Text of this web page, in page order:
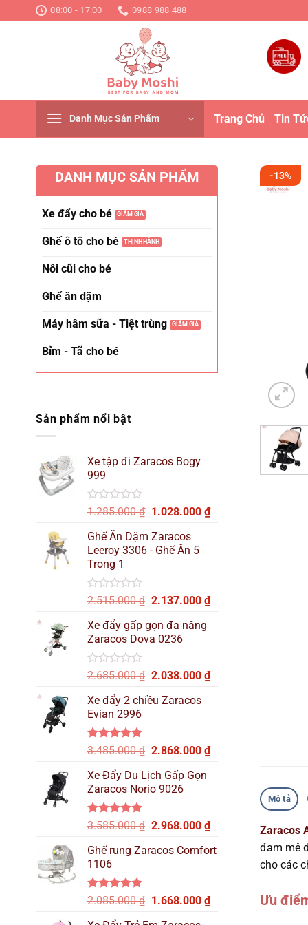
đến
08:00 - 17:00 0988 988 488
Danh Mục Sản Phẩm Trang Chủ Tin
DANH MỤC SẢN PHẨM
Xe đẩy cho bé
Ghế ô tô cho bé
Nôi cũi cho bé
Ghế ăn dặm
Máy hâm sữa - Tiệt trùng
Bỉm - Tã cho bé
Sản phẩm nổi bật
Xe tập đi Zaracos Bogy
999
Được
hạng
0
5
sao
1.285.000₫ Giá
là:
1.285.000 ₫.
1.028.000 ₫Giá
Ghế Ăn Dặm Zaracos
Leeroy 3306 - Ghế Ăn 5
Trong 1
Được
hạng
0
5
sao
2.515.000₫ Giá
là:
2.515.000 ₫.
2.137.000 ₫Giá
Xe đẩy gấp gọn đa năng
Zaracos Dova 0236
Được
hạng
0
5
sao
2.685.000₫ Giá
là:
2.038.000 ₫Giá
Xe đẩy 2 chiều Zaracos
Evian 2996
Được xếp
5 sao
3.485.000₫ Giá
là:
3.485.000 ₫.
2.868.000 ₫Giá
2.868.000 ₫.
Xe Đẩy Du Lịch Gấp Gọn
Zaracos Norio 9026
Được xếp
5 sao
3.585.000₫ Giá
là:
2.968.000 ₫Giá
tại
Ghế rung Zaracos Comfort
1106
Được xếp
5 sao
2.085.000₫ Giá
1.668.000 ₫Giá
-13%
Mô tả
Zaracos
đam mê
cho các
Ưu